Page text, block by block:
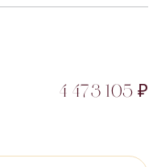
4 473 105 ₽